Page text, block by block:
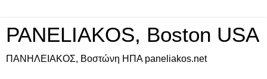
PANELIAKOS, Boston USA
ΠAΝΗΛΕΙΑΚΟΣ, Βοστώνη ΗΠΑ paneliakos.net